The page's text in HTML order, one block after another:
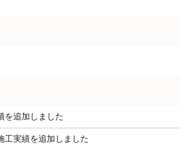
を追加しました
工実績を追加しました